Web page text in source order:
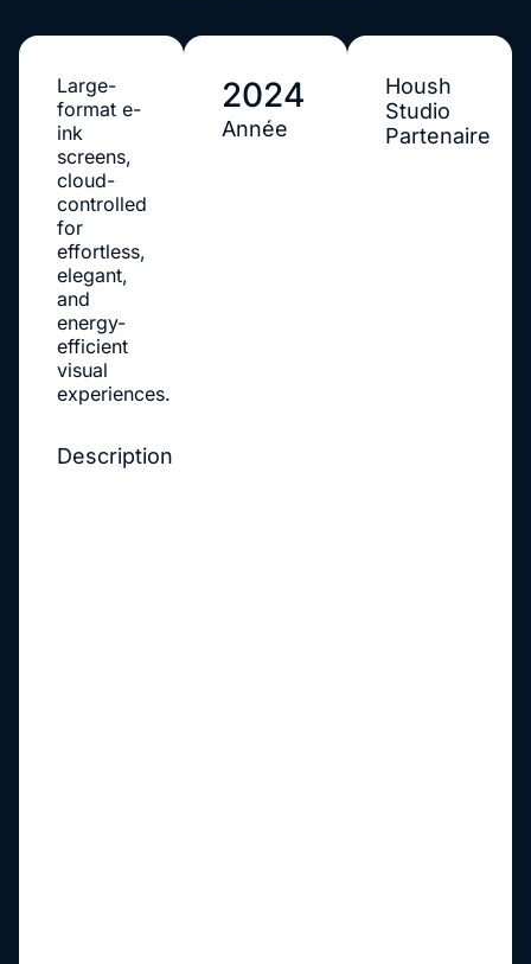
Large-
format e-
ink
screens,
cloud-
controlled
for
effortless,
elegant,
and
energy-
efficient
visual
experiences.
Description
2024
Année
Housh
Studio
Partenaire